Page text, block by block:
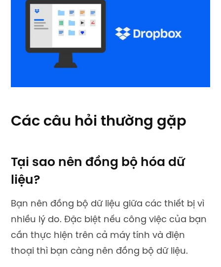
Các câu hỏi thường gặp
Tại sao nên đồng bộ hóa dữ
liệu?
Bạn nên đồng bộ dữ liệu giữa các thiết bị vì
nhiều lý do. Đặc biệt nếu công việc của bạn
cần thực hiện trên cả máy tính và điện
thoại thì bạn càng nên đồng bộ dữ liệu.